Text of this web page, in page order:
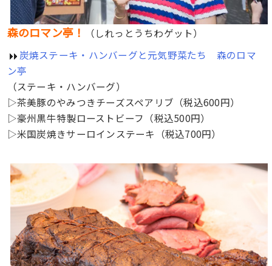
森のロマン亭！
（しれっとうちわゲット）
炭焼ステーキ・ハンバーグと元気野菜たち 森のロマ
ン亭
（ステーキ・ハンバーグ）
▷茶美豚のやみつきチーズスペアリブ（税込600円）
▷豪州黒牛特製ローストビーフ（税込500円）
▷米国炭焼きサーロインステーキ（税込700円）